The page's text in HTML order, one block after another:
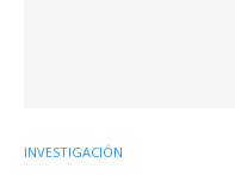
INVESTIGACIÓN